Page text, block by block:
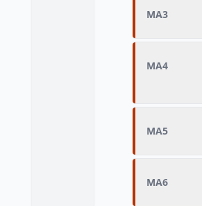
MA3
MA4
MA5
MA6